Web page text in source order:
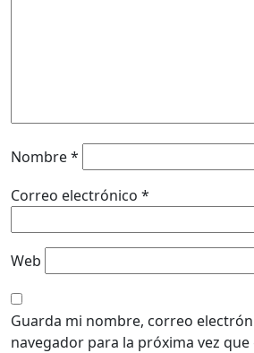
Nombre*
Correo electrónico *
Web
Guarda mi nombre, correo
navegador para la próxima vez que